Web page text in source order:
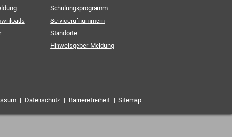
Friendly CaptchaSchulungsprogramm
Servicerufnummern
Standorte
Hinweisgeber-Meldung
| Datenschutz | Barrierefreiheit | Sitemap